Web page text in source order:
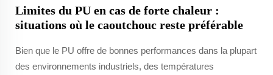
Limites du PU en cas de forte chaleur :
situations où le caoutchouc reste préférable
Bien que le PU offre de bonnes performances dans la plupart
des environnements industriels, des températures